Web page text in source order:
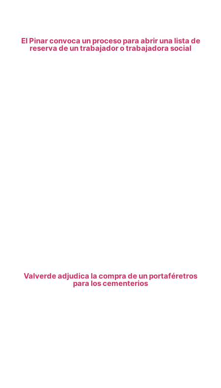
El Pinar convoca un proceso para abrir una lista de
reserva de un trabajador o trabajadora social
Valverde adjudica la compra de un portaféretros
para los cementerios